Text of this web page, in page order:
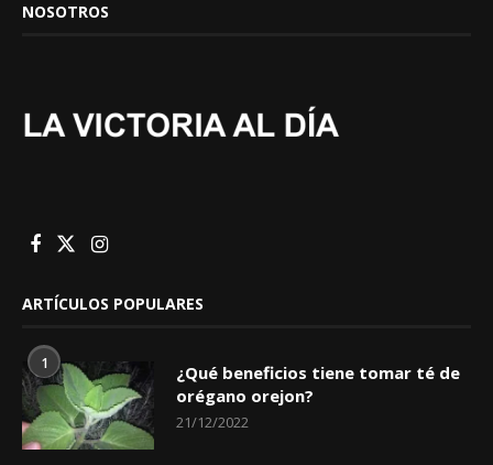
NOSOTROS
ARTÍCULOS POPULARES
1
¿Qué beneficios tiene tomar té de
orégano orejon?
21/12/2022